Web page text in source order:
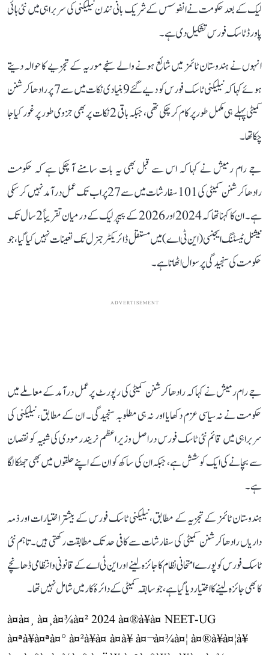
لیک کے بعد حکومت نے انفوسس کے شریک بانی نندن نیلیکنی کی سربراہی میں نئی ہائی
پاورڈ ٹاسک فورس تشکیل دی ہے۔
انہوں نے ہندوستان ٹائمز میں شائع ہونے والے سنجے موریہ کے تجزیے کا حوالہ دیتے
ہوئے کہا کہ نیلیکنی ٹاسک فورس کو دیے گئے 9 بنیادی نکات میں سے 7 پر رادھاکرشنن
کمیٹی پہلے ہی مکمل طور پر کام کر چکی تھی، جبکہ باقی 2 نکات پر بھی جزوی طور پر غور کیا جا
چکا تھا۔
جے رام رمیش نے کہا کہ اس سے قبل بھی یہ بات سامنے آ چکی ہے کہ حکومت
رادھاکرشنن کمیٹی کی 101 سفارشات میں سے 27 پر اب تک عمل درآمد نہیں کر سکی
ہے۔ ان کا کہنا تھا کہ 2024 اور 2026 کے پیپر لیک کے درمیان تقریباً 2 سال تک
نیشنل ٹیسٹنگ ایجنسی (این ٹی اے) میں مستقل ڈائریکٹر جنرل تک تعینات نہیں کیا گیا، جو
حکومت کی سنجیدگی پر سوال اٹھاتا ہے۔
ADVERTISEMENT
جے رام رمیش نے کہا کہ رادھاکرشنن کمیٹی کی رپورٹ پر عمل درآمد کے معاملے میں
حکومت نے نہ سیاسی عزم دکھایا اور نہ ہی مطلوبہ سنجیدگی۔ ان کے مطابق، نیلیکنی کی
سربراہی میں قائم نئی ٹاسک فورس دراصل وزیر اعظم نریندر مودی کی شبیہ کو نقصان
سے بچانے کی ایک کوشش ہے، جبکہ ان کی ساکھ کو ان کے اپنے حلقوں میں بھی جھٹکا لگا
ہے۔
ہندوستان ٹائمز کے تجزیہ کے مطابق، نیلیکنی ٹاسک فورس کے بیشتر اختیارات اور ذمہ
داریاں رادھاکرشنن کمیٹی کی سفارشات سے کافی حد تک مطابقت رکھتی ہیں۔ تاہم نئی
ٹاسک فورس کو پورے امتحانی نظام کا جائزہ لینے اور این ٹی اے کے قانونی و انتظامی ڈھانچے
کا بھی جائزہ لینے کا اختیار دیا گیا ہے، جو سابقہ کمیٹی کے دائرۂ کار میں شامل نہیں تھا۔
à¤à¤¸ à¤¸à¤¾à¤² 2024 à¤®à¥à¤ NEET-UG
à¤ªà¥à¤ªà¤° à¤²à¥à¤ à¤à¥ à¤¬à¤¾à¤¦ à¤®à¥à¤¦à¥